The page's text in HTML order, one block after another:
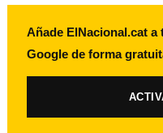
Añade ElNacional.cat
Google de forma